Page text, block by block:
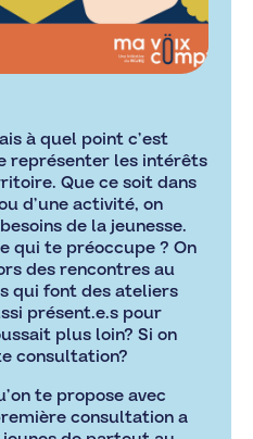
à quel point c’est
représenter les intérêts
Que ce soit dans
d’une activité, on
de la jeunesse.
qui te préoccupe ? On
des rencontres au
qui font des ateliers
présent.e.s pour
plus loin? Si on
consultation?
te propose avec
consultation a